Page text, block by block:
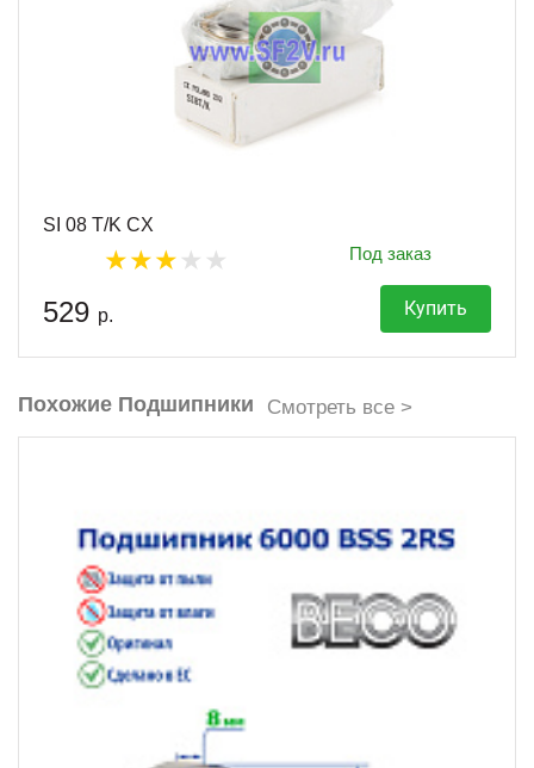
SI 08 T/K CX
Под заказ
529 р. Купить
Похожие Подшипники Смотреть все >